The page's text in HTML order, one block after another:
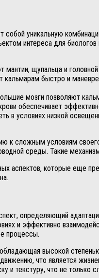
уникальную
интереса для
щупальца и
кальмарам быстро и
мозги позволяют
обеспечивает
в условиях низкой
сложным условиям
среды. Такие
аспектов, которые еще
определяющий
и эффективно
процессы.
высокой
что является
и текстуру, что не только